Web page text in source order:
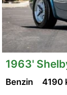
1963'
Benzin 4190